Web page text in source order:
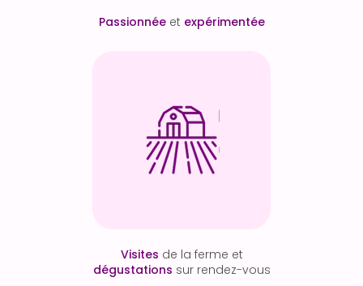
Passionnée et expérimentée
Visites de la ferme et
dégustations sur rendez-vous